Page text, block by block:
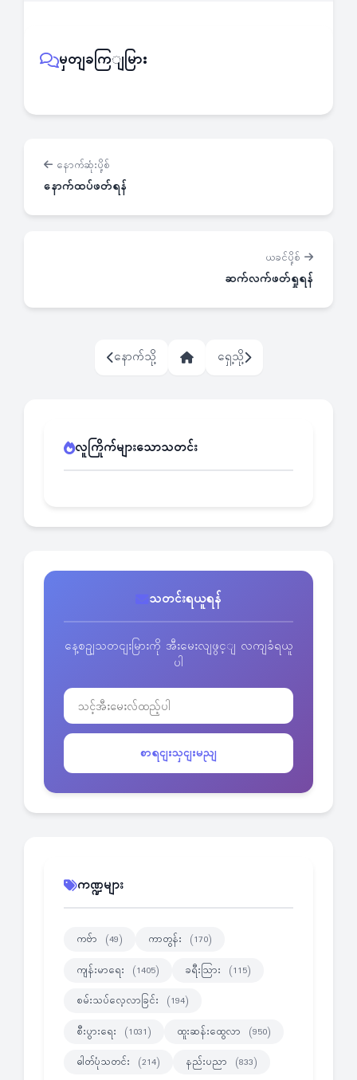
မှတျခကြျမြား
နောက်ဆုံးပို့စ်
နောက်ထပ်ဖတ်ရန်
ယခင်ပို့စ်
ဆက်လက်ဖတ်ရှုရန်
နောက်သို့ ရှေ့သို့
လူကြိုက်များသောသတင်း
သတင်းရယူရန်
နေ့စဥျသတငျးမြားကို အီးမေးလျဖွင့ျ လကျခံရယူ
ပါ
စာရငျးသှငျးမညျ
ကဏ္ဍများ
ကဗ်ာ (49) ကာတွန်း (170)
ကျန်းမာရေး (1405) ခရီးသြား (115)
စမ်းသပ်လေ့လာခြင်း (194)
စီးပွားရေး (1031) ထူးဆန်းထွေလာ (950)
ဓါတ်ပုံသတင်း (214) နည်းပညာ (833)